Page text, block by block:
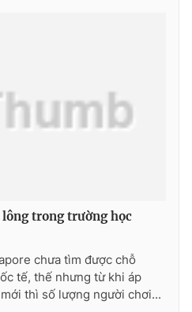
Bất động sản
Vươn mình bằng AI
VTV8
English
trong trường học
chưa tìm được chỗ
tế, thế nhưng từ khi áp
thì số lượng người chơi...